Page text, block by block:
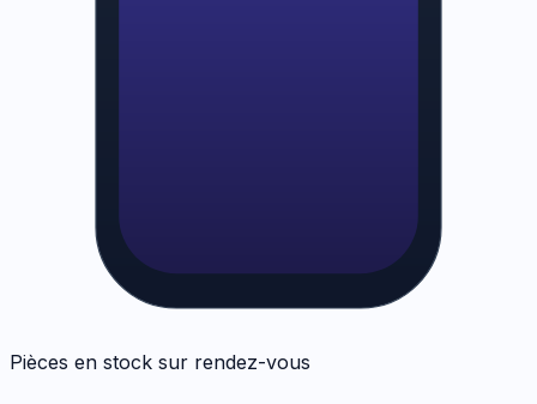
Pièces en stock sur rendez-vous